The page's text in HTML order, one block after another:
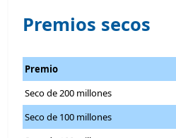
Premios secos
Premio
Seco de 200 millones
Seco de 100 millones